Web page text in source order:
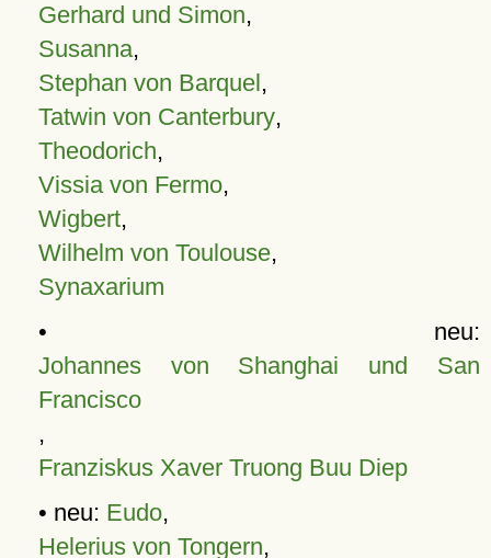
Gerhard und Simon,
Susanna,
Stephan von Barquel,
Tatwin von Canterbury,
Theodorich,
Vissia von Fermo,
Wigbert,
Wilhelm von Toulouse,
Synaxarium
• neu:
Johannes von Shanghai und San
Francisco
,
Franziskus Xaver Truong Buu Diep
• neu: Eudo,
Helerius von Tongern,